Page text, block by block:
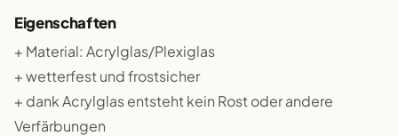
Eigenschaften
+ Material: Acrylglas/Plexiglas
+ wetterfest und frostsicher
+ dank Acrylglas entsteht kein Rost oder andere
Verfärbungen